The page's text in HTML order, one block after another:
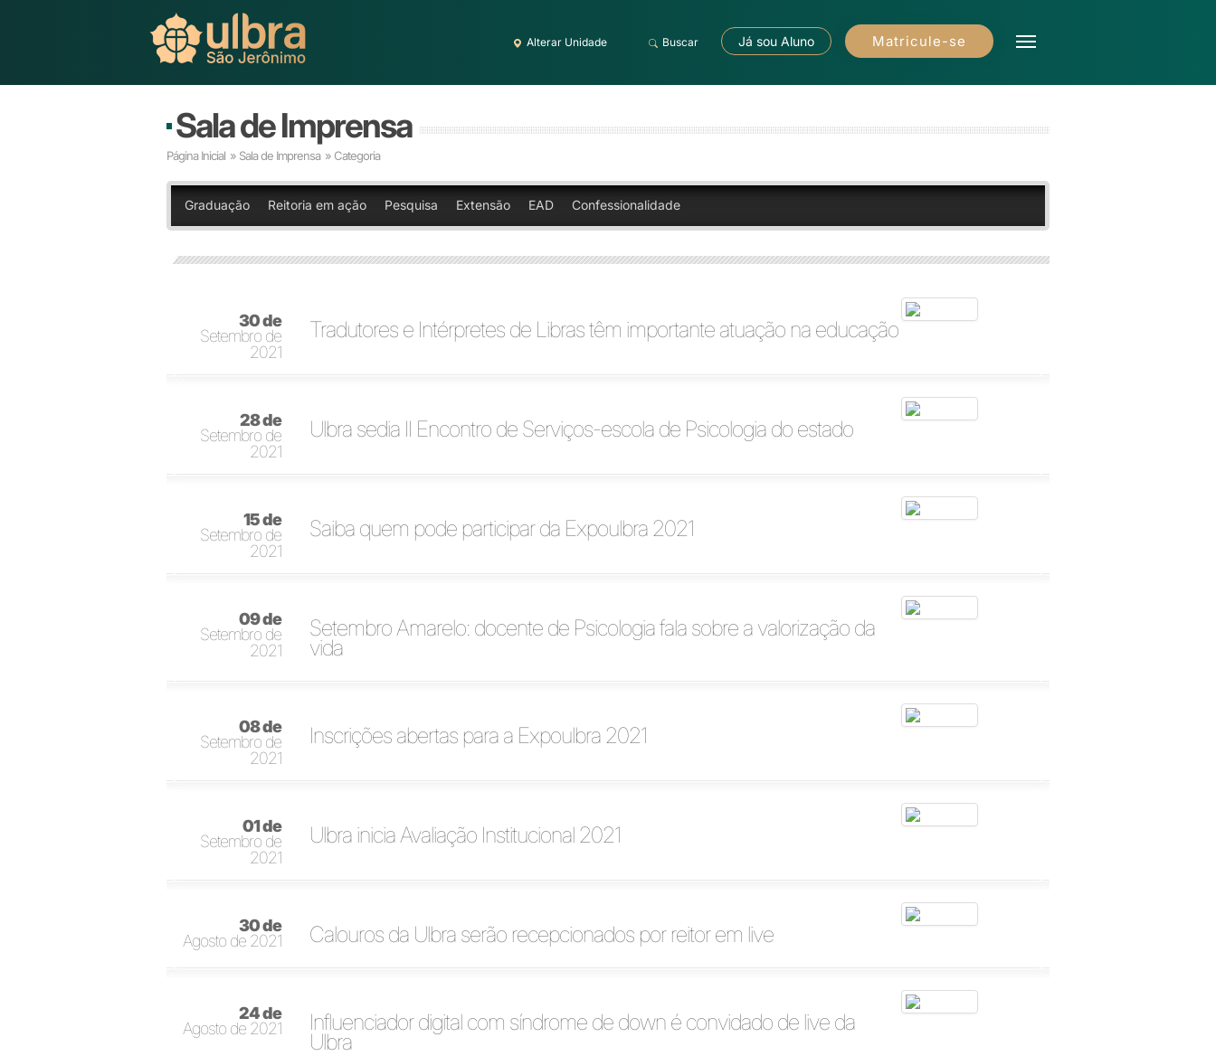
Alterar Unidade Buscar Já sou Aluno Matricule-se
Sala de Imprensa
Página Inicial » Sala de Imprensa » Categoria
Graduação Reitoria em ação Pesquisa Extensão EAD Confessionalidade
30 de
Setembro de
2021
Tradutores e Intérpretes de Libras têm importante atuação na educação
28 de
Setembro de
2021
Ulbra sedia II Encontro de Serviços-escola de Psicologia do estado
15 de
Setembro de
2021
Saiba quem pode participar da Expoulbra 2021
09 de
Setembro de
2021
Setembro Amarelo: docente de Psicologia fala sobre a valorização da
vida
08 de
Setembro de
2021
Inscrições abertas para a Expoulbra 2021
01 de
Setembro de
2021
Ulbra inicia Avaliação Institucional 2021
30 de
Agosto de 2021
Calouros da Ulbra serão recepcionados por reitor em live
24 de
Agosto de 2021
Influenciador digital com síndrome de down é convidado de live da
Ulbra